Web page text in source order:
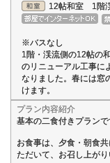
12帖和室 1階
※バスなし
1階・渓流側の12帖の
のリニューアル工事に
なりました。春には窓
けます。
プラン内容紹介
基本の二食付きプランで
お食事は、夕食・朝食
ただいて、お召し上がり